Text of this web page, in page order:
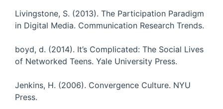
Livingstone, S. (2013). The Participation Paradigm
in Digital Media. Communication Research Trends.
boyd, d. (2014). It’s Complicated: The Social Lives
of Networked Teens. Yale University Press.
Jenkins, H. (2006). Convergence Culture. NYU
Press.